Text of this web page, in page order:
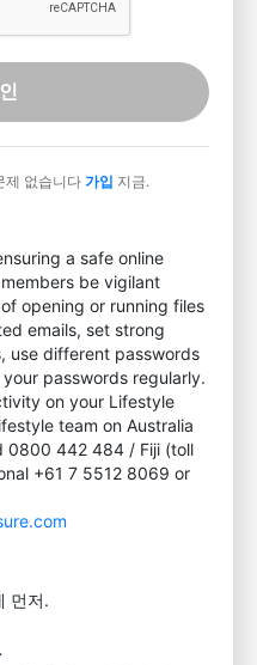
제 없습니다 가입 지금.
a safe online
be vigilant
opening or running files
emails, set strong
use different passwords
passwords regularly.
on your Lifestyle
team on Australia
0800 442 484 / Fiji (toll
+61 7 5512 8069 or
먼저.